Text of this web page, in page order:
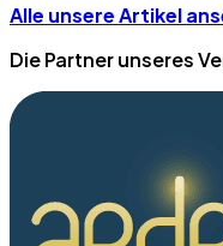
Alle unsere Artikel
Die Partner unseres